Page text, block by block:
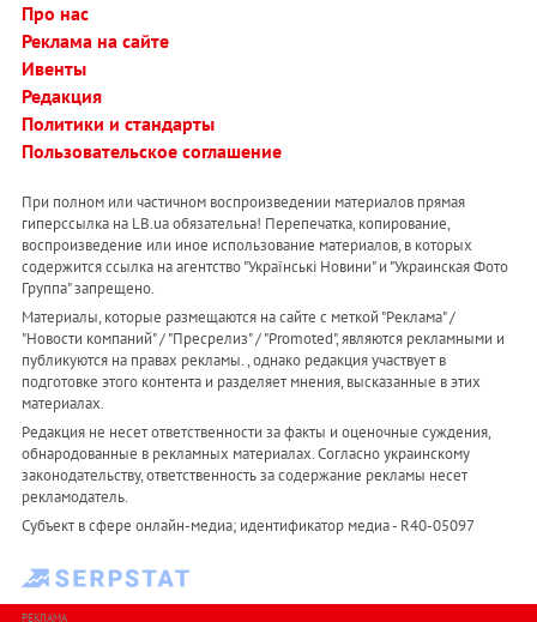
Про нас
Реклама на сайте
Ивенты
Редакция
Политики и стандарты
Пользовательское соглашение
При полном или частичном воспроизведении материалов прямая
гиперссылка на LB.ua обязательна! Перепечатка, копирование,
воспроизведение или иное использование материалов, в которых
содержится ссылка на агентство "Українськi Новини" и "Украинская Фото
Группа" запрещено.
Материалы, которые размещаются на сайте с меткой "Реклама" /
"Новости компаний" / "Пресрелиз" / "Promoted", являются рекламными и
публикуются на правах рекламы. , однако редакция участвует в
подготовке этого контента и разделяет мнения, высказанные в этих
материалах.
Редакция не несет ответственности за факты и оценочные суждения,
обнародованные в рекламных материалах. Согласно украинскому
законодательству, ответственность за содержание рекламы несет
рекламодатель.
Субъект в сфере онлайн-медиа; идентификатор медиа - R40-05097
РЕКЛАМА